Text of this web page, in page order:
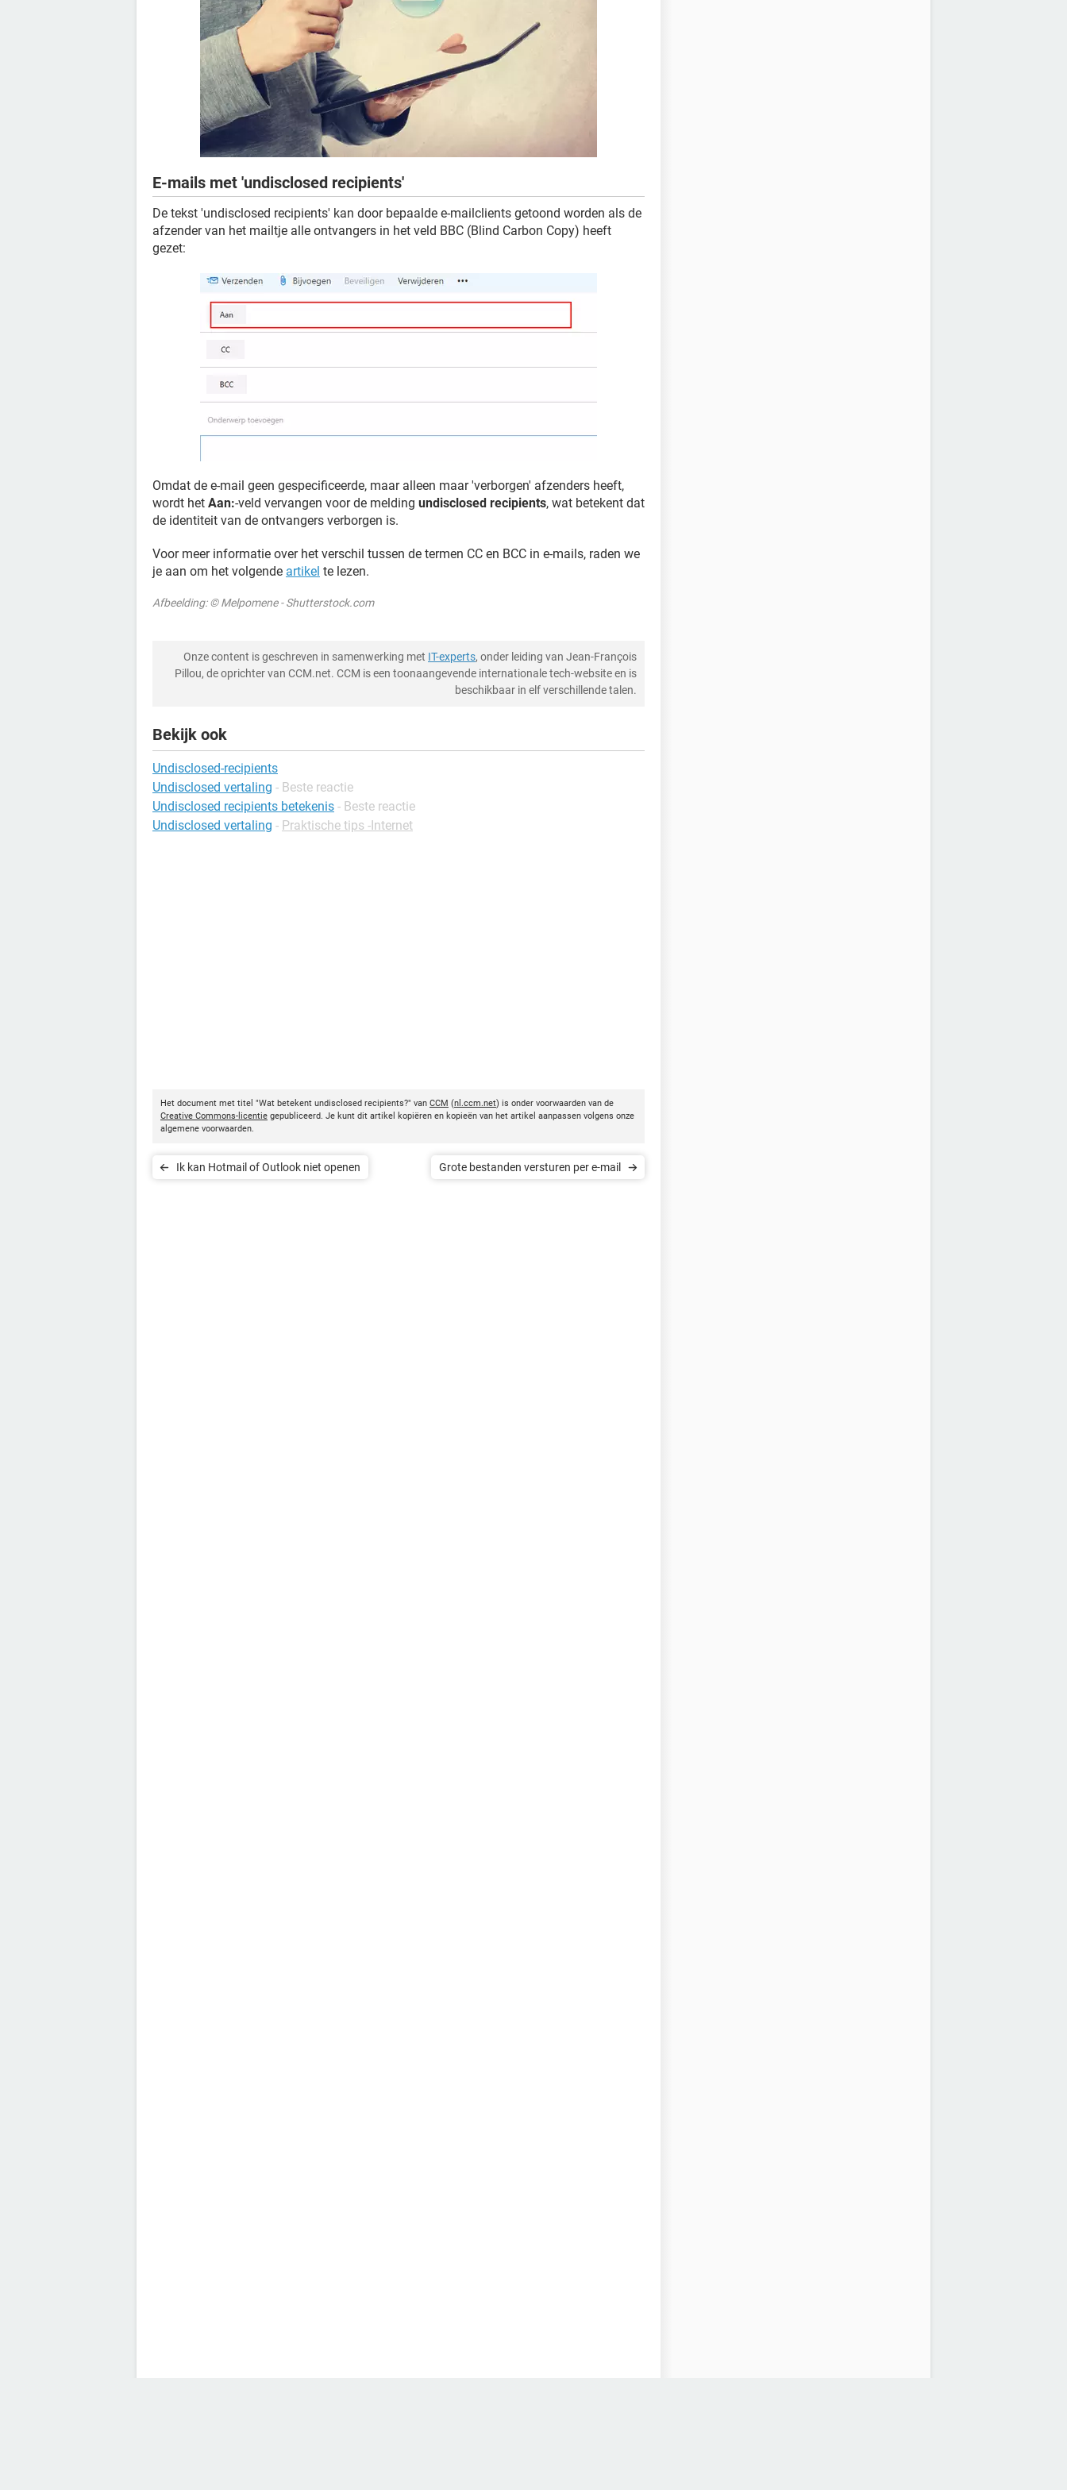
E-mails met 'undisclosed recipients'
De tekst 'undisclosed recipients' kan door bepaalde e-mailclients getoond worden als de
afzender van het mailtje alle ontvangers in het veld BBC (Blind Carbon Copy) heeft
gezet:
Omdat de e-mail geen gespecificeerde, maar alleen maar 'verborgen' afzenders heeft,
wordt het Aan:-veld vervangen voor de melding undisclosed recipients, wat betekent dat
de identiteit van de ontvangers verborgen is.
Voor meer informatie over het verschil tussen de termen CC en BCC in e-mails, raden we
je aan om het volgende artikel te lezen.
Afbeelding: © Melpomene - Shutterstock.com
Onze content is geschreven in samenwerking met IT-experts, onder leiding van Jean-François
Pillou, de oprichter van CCM.net. CCM is een toonaangevende internationale tech-website en is
beschikbaar in elf verschillende talen.
Bekijk ook
Undisclosed-recipients
Undisclosed vertaling - Beste reactie
Undisclosed recipients betekenis - Beste reactie
Undisclosed vertaling - Praktische tips -Internet
Het document met titel "Wat betekent undisclosed recipients?" van CCM (nl.ccm.net) is onder voorwaarden van de
Creative Commons-licentie gepubliceerd. Je kunt dit artikel kopiëren en kopieën van het artikel aanpassen volgens onze
algemene voorwaarden.
Ik kan Hotmail of Outlook niet openen Grote bestanden versturen per e-mail